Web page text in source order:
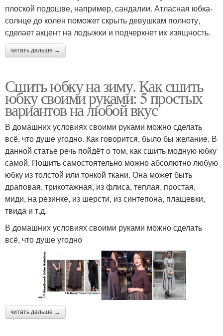
плоской подошве, например, сандалии. Атласная юбка-
солнце до колен поможет скрыть девушкам полноту,
сделает акцент на лодыжки и подчеркнет их изящность.
читать дальше →
Сшить юбку на зиму. Как сшить
юбку своими руками: 5 простых
вариантов на любой вкус
В домашних условиях своими руками можно сделать
всё, что душе угодно. Как говорится, было бы желание. В
данной статье речь пойдёт о том, как сшить модную юбку
самой. Пошить самостоятельно можно абсолютно любую
юбку из толстой или тонкой ткани. Она может быть
драповая, трикотажная, из флиса, теплая, простая,
миди, на резинке, из шерсти, из синтепона, плащевки,
твида и т.д.
В домашних условиях своими руками можно сделать
всё, что душе угодно
читать дальше →